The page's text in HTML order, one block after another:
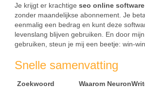
Je krijgt er krachtige seo online software
zonder maandelijkse abonnement. Je
eenmalig een bedrag en kunt deze
levenslang blijven gebruiken. En door
gebruiken, steun je mij een beetje: win-
Snelle samenvatting
Zoekwoord
Waarom